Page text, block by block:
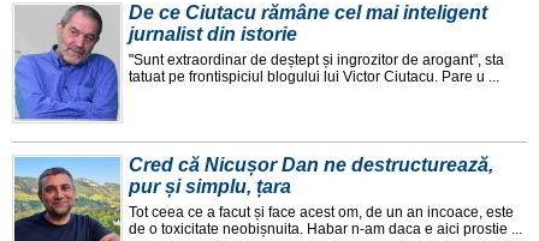
De ce Ciutacu rămâne cel mai inteligent
jurnalist din istorie
"Sunt extraordinar de deștept și ingrozitor de arogant", sta
tatuat pe frontispiciul blogului lui Victor Ciutacu. Pare u ...
Cred că Nicușor Dan ne destructurează,
pur și simplu, țara
Tot ceea ce a facut și face acest om, de un an incoace, este
de o toxicitate neobișnuita. Habar n-am daca e aici prostie ...